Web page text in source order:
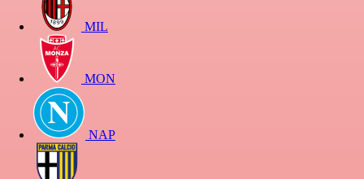
MIL
MON
NAP